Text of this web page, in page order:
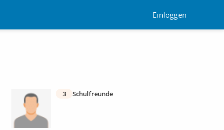
Einloggen
3 Schulfreunde